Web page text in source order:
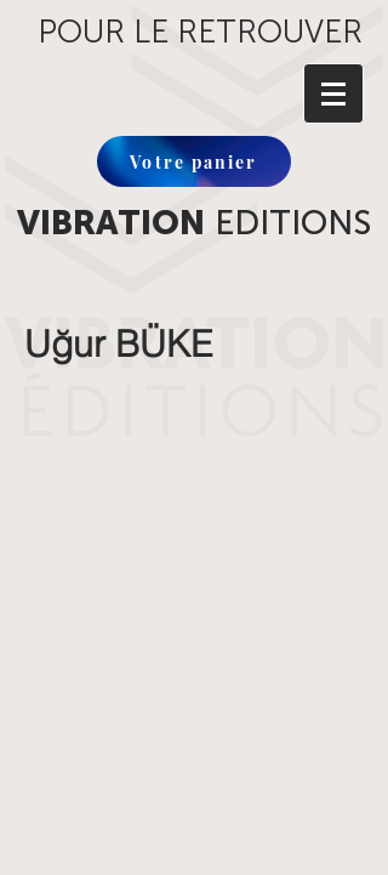
POUR LE RETROUVER
Votre panier
VIBRATION EDITIONS
Uğur BÜKE